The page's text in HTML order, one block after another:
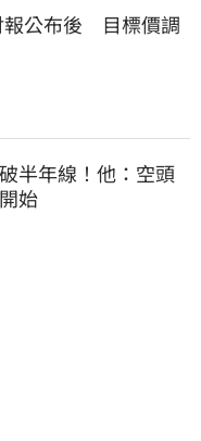
公布後　目標價調
半年線！他：空頭
始